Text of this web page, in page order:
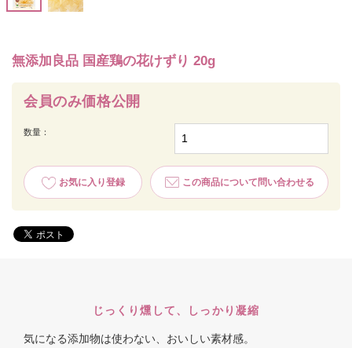
無添加良品 国産鶏の花けずり 20g
会員のみ価格公開
数量：
お気に入り登録 この商品について問い合わせる
じっくり燻して、しっかり凝縮
気になる添加物は使わない、おいしい素材感。